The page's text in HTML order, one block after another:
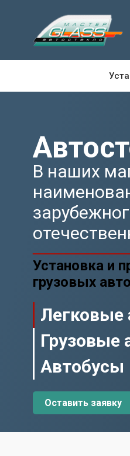
В наших
Установка и
грузовых
Легковые
Грузовые
Автобусы
Оставить заявку